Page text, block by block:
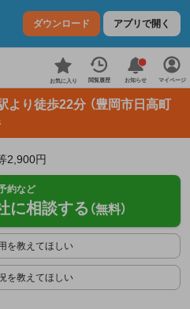
ダウンロード アプリで開く
お気に入り 閲覧履歴 お知らせ マイページ
より徒歩22分 （豊岡市日高町
2,900円
約など
に相談する （無料）
を教えてほしい
を教えてほしい